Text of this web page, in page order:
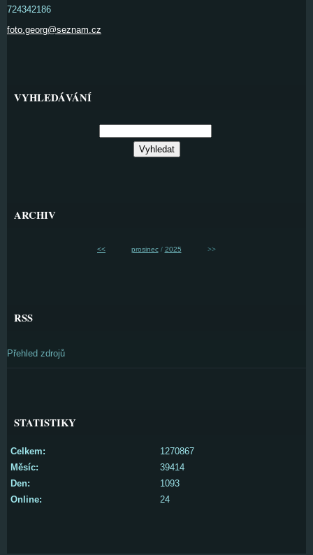
724342186
foto.georg@seznam.cz
VYHLEDÁVÁNÍ
ARCHIV
<< prosinec/ 2025 >>
RSS
Přehled zdrojů
STATISTIKY
Online: 24
Celkem:
1270867
Měsíc:
39414
Den:
1093